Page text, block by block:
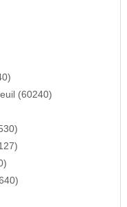
(60240)